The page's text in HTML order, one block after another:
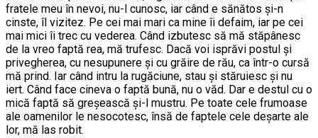
fratele meu în nevoi, nu-l cunosc, iar când e sănătos și-n
cinste, îl vizitez. Pe cei mai mari ca mine îi defaim, iar pe cei
mai mici îi trec cu vederea. Când izbutesc să mă stăpânesc
de la vreo faptă rea, mă trufesc. Dacă voi isprăvi postul și
privegherea, cu nesupunere și cu grăire de rău, ca într-o cursă
mă prind. Iar când intru la rugăciune, stau și stăruiesc și nu
iert. Când face cineva o faptă bună, nu o văd. Dar e destul cu o
mică faptă să greșească și-l mustru. Pe toate cele frumoase
ale oamenilor le nesocotesc, însă de faptele cele deșarte ale
lor, mă las robit.